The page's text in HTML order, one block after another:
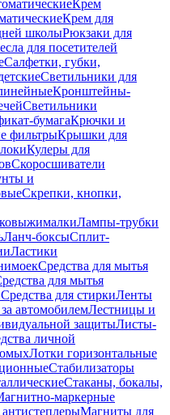
Крем
Крем для
школыРюкзаки для
для посетителей
Салфетки, губки,
Светильники для
Кронштейны-
Светильники
бумагаКрючки и
фильтрыКрышки для
Кулеры для
Скоросшиватели
и
Скрепки, кнопки,
Лампы-трубки
Ланч-боксыСплит-
Ластики
Средства для мытья
для мытья
Средства для стиркиЛенты
автомобилемЛестницы и
защитыЛисты-
личной
Лотки горизонтальные
Стабилизаторы
Стаканы, бокалы,
маркерные
Магниты для